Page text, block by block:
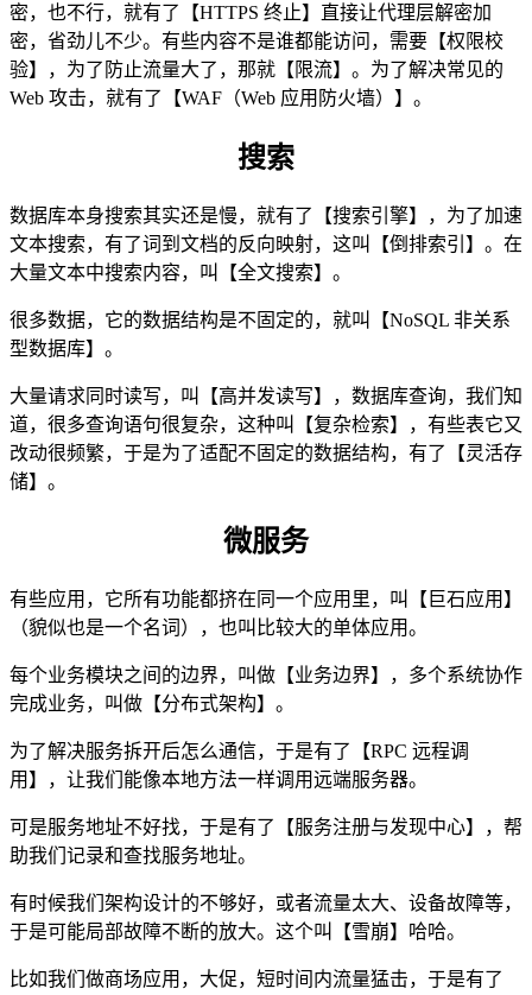
密，也不行，就有了【HTTPS 终止】直接让代理层解密加
密，省劲儿不少。有些内容不是谁都能访问，需要【权限校
验】，为了防止流量大了，那就【限流】。为了解决常见的
Web 攻击，就有了【WAF（Web 应用防火墙）】。
搜索
数据库本身搜索其实还是慢，就有了【搜索引擎】，为了加速
文本搜索，有了词到文档的反向映射，这叫【倒排索引】。在
大量文本中搜索内容，叫【全文搜索】。
很多数据，它的数据结构是不固定的，就叫【NoSQL 非关系
型数据库】。
大量请求同时读写，叫【高并发读写】，数据库查询，我们知
道，很多查询语句很复杂，这种叫【复杂检索】，有些表它又
改动很频繁，于是为了适配不固定的数据结构，有了【灵活存
储】。
微服务
有些应用，它所有功能都挤在同一个应用里，叫【巨石应用】
（貌似也是一个名词），也叫比较大的单体应用。
每个业务模块之间的边界，叫做【业务边界】，多个系统协作
完成业务，叫做【分布式架构】。
为了解决服务拆开后怎么通信，于是有了【RPC 远程调
用】，让我们能像本地方法一样调用远端服务器。
可是服务地址不好找，于是有了【服务注册与发现中心】，帮
助我们记录和查找服务地址。
有时候我们架构设计的不够好，或者流量太大、设备故障等，
于是可能局部故障不断的放大。这个叫【雪崩】哈哈。
比如我们做商场应用，大促，短时间内流量猛击，于是有了